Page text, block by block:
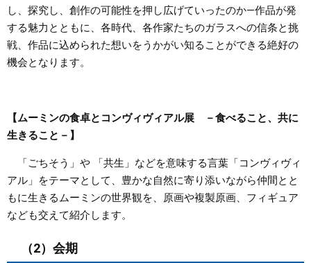
し、探究し、創作の可能性を押し広げていったのか―作品が発
する魅力とともに、各時代、各作家たちのガラスへの信条と挑
戦、作品に込められた想いをうかがい知ることができる絶好の
機会となります。
【ムーミンの食卓とコンヴィヴィアル展 －食べること、共に
生きること－】
「ごちそう」や 「共生」などを意味する言葉「コンヴィヴィ
アル」をテーマとして、豊かな自然に寄り添いながら仲間とと
もに生きるムーミンの世界観を、原画や複製原画、フィギュア
なども交えて紹介します。
（2）会期